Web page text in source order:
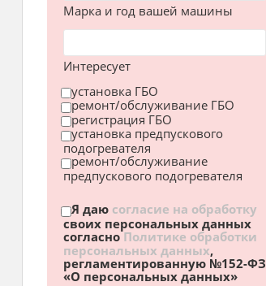
Марка и год вашей машины
Интересует
установка ГБО
ремонт/обслуживание ГБО
регистрация ГБО
установка предпускового
подогревателя
ремонт/обслуживание
предпускового подогревателя
Я даю согласие на обработку
своих персональных данных
согласноПолитике обработки
персональных данных,
регламентированную №152-ФЗ
«О персональных данных»